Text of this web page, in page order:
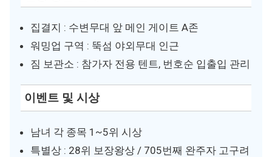
집결지 : 수변무대 앞 메인 게이트 A존
워밍업 구역 : 뚝섬 야외무대 인근
짐 보관소 : 참가자 전용 텐트, 번호순 입출입 관리
이벤트 및 시상
남녀 각 종목 1~5위 시상
특별상 : 28위 보장왕상 / 705번째 완주자 고구려